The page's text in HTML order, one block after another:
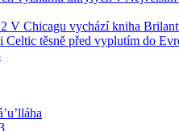
V Chicagu vychází kniha
Celtic těsně před vyplutím do